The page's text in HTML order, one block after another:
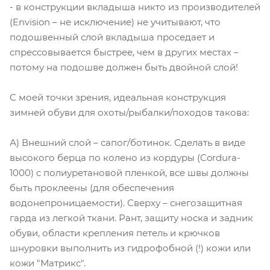
- в конструкции вкладыша никто из производителей
(Envision – не исключение) не учитывают, что
подошвенный слой вкладыша проседает и
спрессовывается быстрее, чем в других местах –
потому на подошве должен быть двойной слой!
С моей точки зрения, идеальная конструкция
зимней обуви для охоты/рыбалки/походов такова:
А) Внешний слой – сапог/ботинок. Сделать в виде
высокого берца по колено из кордуры (Cordura-
1000) с полиуретановой пленкой, все швы должны
быть проклеены (для обеспечения
водонепроницаемости). Сверху – снегозащитная
гарда из легкой ткани. Рант, защиту носка и задник
обуви, области крепления петель и крючков
шнуровки выполнить из гидрофобной (!) кожи или
кожи "Матрикс".